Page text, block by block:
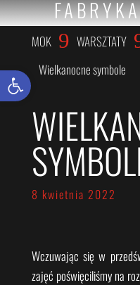
MOK 9 WARSZTATY
Wielkanocne symbole
8 kwietnia 2022
Wczuwając się w
zajęć poświęciliśmy na
Otwórz pasek narzędzi